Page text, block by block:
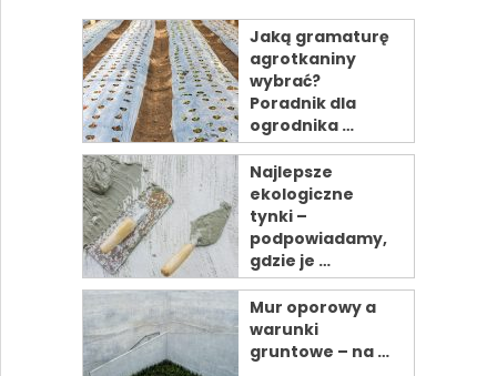
Jaką gramaturę
agrotkaniny
wybrać?
Poradnik dla
ogrodnika …
Najlepsze
ekologiczne
tynki –
podpowiadamy,
gdzie je …
Mur oporowy a
warunki
gruntowe – na …